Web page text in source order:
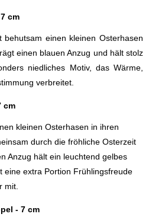
cm
behutsam einen kleinen Osterhasen
einen blauen Anzug und hält stolz
niedliches Motiv, das Wärme,
verbreitet.
cm
kleinen Osterhasen in ihren
durch die fröhliche Osterzeit
Anzug hält ein leuchtend gelbes
eine extra Portion Frühlingsfreude
mit.
- 7 cm